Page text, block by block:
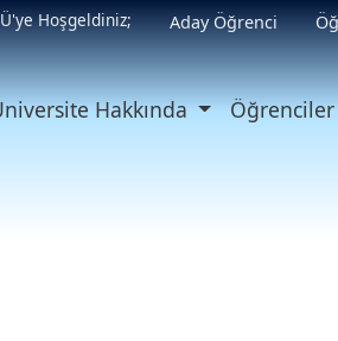
Hoşgeldiniz; Aday Öğrenci
Hakkında